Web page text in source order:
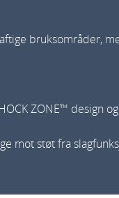
bruksområder,
ZONE™ design
mot støt fra